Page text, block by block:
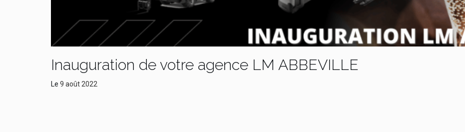
Inauguration de votre agence LM ABBEVILLE
Le 9 août 2022